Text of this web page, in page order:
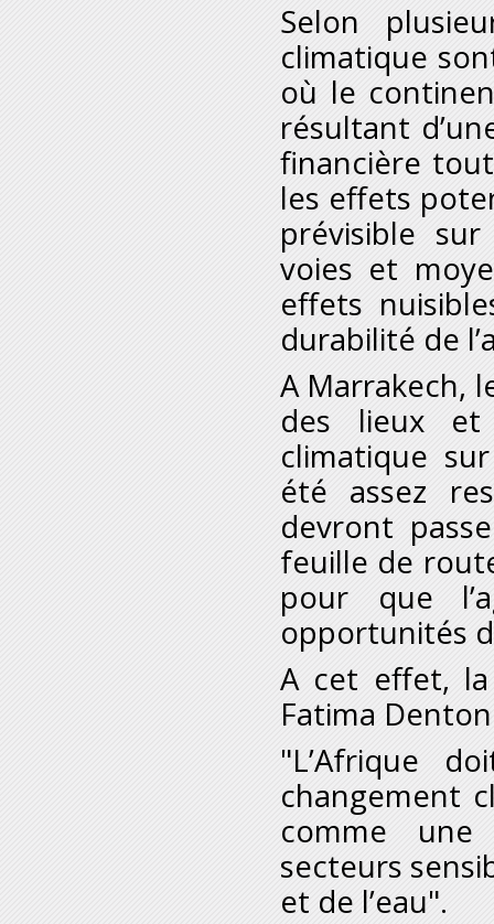
Selon
climatique
où le
résultant
financière
les effets
prévisible
voies et
effets
durabilité de
A Marrakech,
des lieux et
climatique
été assez
devront
feuille de
pour que
opportunités
A cet effet, la
Fatima
"L’Afrique
changement
comme une
secteurs
et de l’eau".